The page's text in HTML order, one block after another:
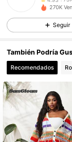
4.93
4.93
270K
Seguir
También Podría
Recomendados